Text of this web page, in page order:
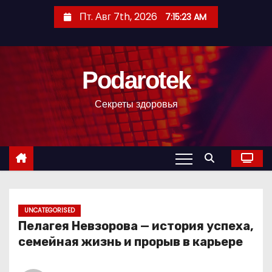
с
Пт. Авг 7th, 2026 7:15:24 AM
Podarotek
Секреты здоровья
UNCATEGORISED
Пелагея Невзорова — история успеха,
семейная жизнь и прорыв в карьере